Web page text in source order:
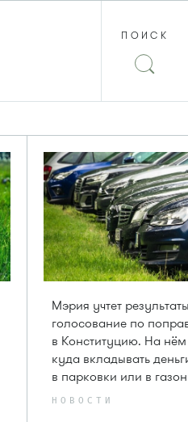
ПОИСК
Мэрия учтет
голосование по
в Конституцию. На
куда вкладывать
в парковки или в
НОВОСТИ